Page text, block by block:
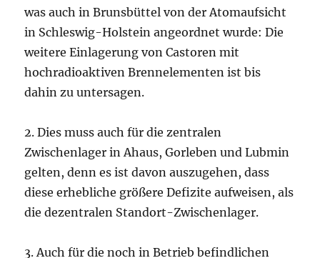
was auch in Brunsbüttel von der Atomaufsicht
in Schleswig-Holstein angeordnet wurde: Die
weitere Einlagerung von Castoren mit
hochradioaktiven Brennelementen ist bis
dahin zu untersagen.
2. Dies muss auch für die zentralen
Zwischenlager in Ahaus, Gorleben und Lubmin
gelten, denn es ist davon auszugehen, dass
diese erhebliche größere Defizite aufweisen, als
die dezentralen Standort-Zwischenlager.
3. Auch für die noch in Betrieb befindlichen